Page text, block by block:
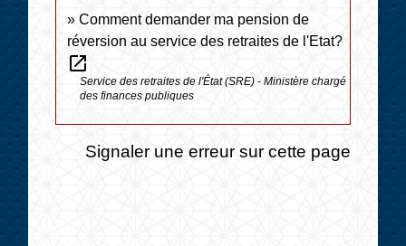
Comment demander ma pension de
réversion au service des retraites de l'Etat?
open_in_new
Service des retraites de l'État (SRE) - Ministère chargé
des finances publiques
Signaler une erreur sur cette page